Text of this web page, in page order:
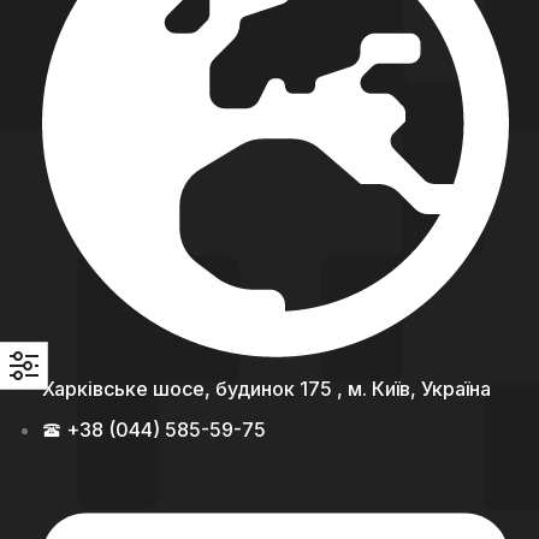
Харківське шосе, будинок 175 , м. Київ, Україна
+38 (044) 585-59-75